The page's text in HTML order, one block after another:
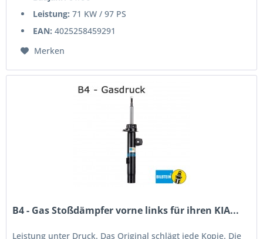
Leistung: 71 KW / 97 PS
EAN: 4025258459291
Merken
B4 - Gas Stoßdämpfer vorne links für ihren KIA...
Leistung unter Druck. Das Original schlägt jede Kopie. Die